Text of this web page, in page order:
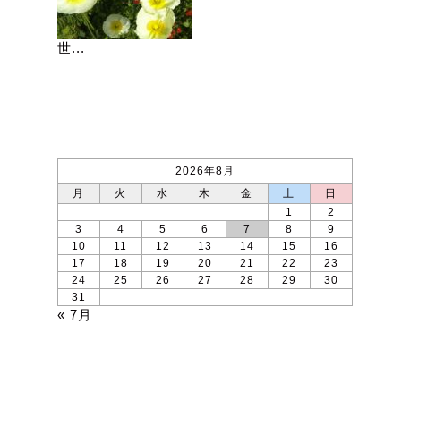
世...
2026年8月
月
火 水 木 金 土
日
1
2
3
4 5 6 7 8
9
10
11 12 13 14 15
16
17
18 19 20 21 22
23
24
25 26 27 28 29
30
31
« 7月